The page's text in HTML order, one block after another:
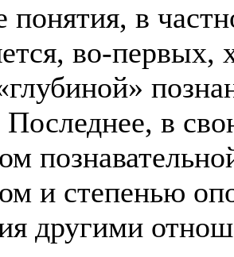
понятия, в
во-первых,
Последнее, в
и степенью
другими